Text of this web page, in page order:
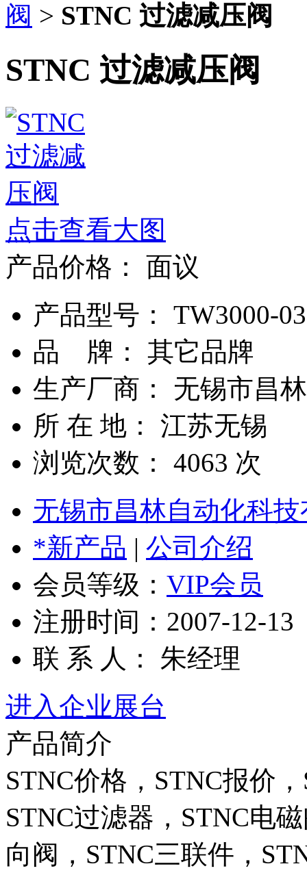
阀 > STNC 过滤减压阀
STNC 过滤减压阀
点击查看大图
产品价格： 面议
产品型号： TW3000-
品 牌： 其它品牌
生产厂商： 无锡市昌
所 在 地： 江苏无锡
浏览次数： 4063 次
无锡市昌林自动化科
*新产品 | 公司介绍
会员等级： VIP会员
注册时间：2007-12-13
联 系 人： 朱经理
进入企业展台
产品简介
STNC价格，STNC报价
STNC过滤器，STNC电
向阀，STNC三联件，